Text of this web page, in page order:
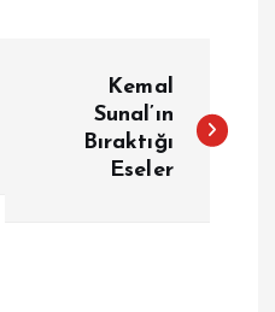
Kemal
Sunal’ın
Bıraktığı
Eseler